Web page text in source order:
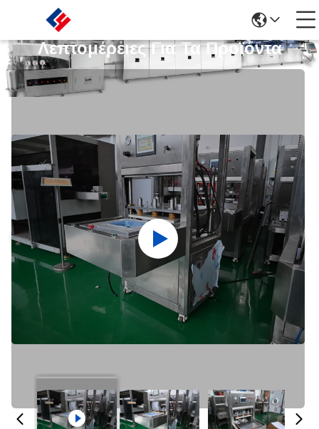
Λεπτομέρειες Για Τα Προϊόντα